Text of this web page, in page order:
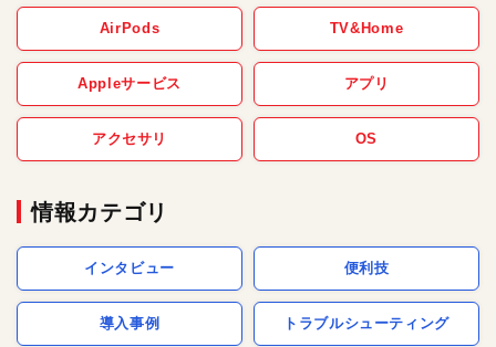
AirPods TV&Home
Appleサービス アプリ
アクセサリ OS
情報カテゴリ
インタビュー 便利技
導入事例 トラブルシューティング